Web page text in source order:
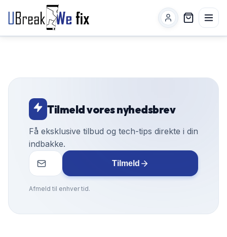
Tilmeld vores nyhedsbrev
Få eksklusive tilbud og tech-tips direkte i din
indbakke.
Tilmeld
Afmeld til enhver tid.